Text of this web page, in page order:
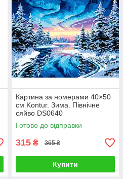
Картина за номерами 40×50
см Kontur. Зима. Північне
сяйво DS0640
Готово до відправки
315 ₴ 365 ₴
Купити